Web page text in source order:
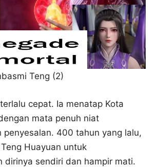
Teng (2)
cepat. Ia menatap Kota
mata penuh niat
penyesalan. 400 tahun yang lalu,
Huayuan untuk
dirinya sendiri dan hampir mati.